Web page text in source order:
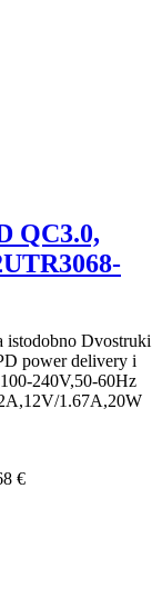
QC3.0,
istodobno Dvostruki
power delivery i
240V,50-60Hz
1.67A,20W
€